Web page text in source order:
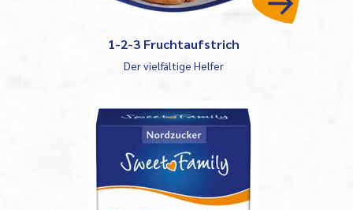
1-2-3 Fruchtaufstrich
Der vielfältige Helfer